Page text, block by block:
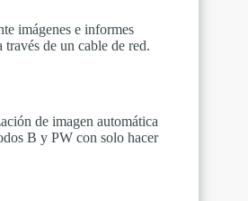
imágenes e informes
de un cable de red.
de imagen automática
B y PW con solo hacer